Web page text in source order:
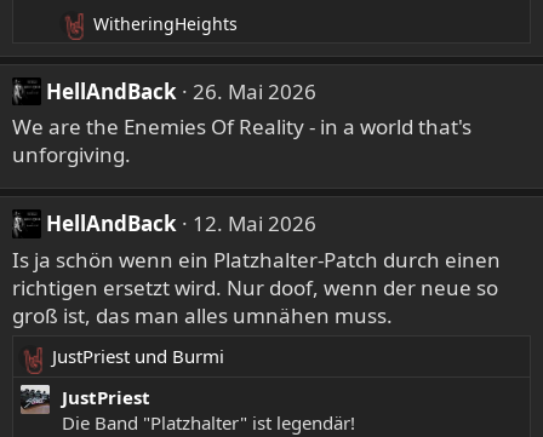
o
e
n
R
e
k
t
i
o
n
e
:
WitheringHeights
HellAndBack
26. Mai 2026
We are the Enemies Of Reality - in a world that's
unforgiving.
HellAndBack
12. Mai 2026
Is ja schön wenn ein Platzhalter-Patch durch einen
richtigen ersetzt wird. Nur doof, wenn der neue so
groß ist, das man alles umnähen muss.
R
e
a
JustPriest und Burmi
JustPriest
Die Band "Platzhalter" ist legendär!